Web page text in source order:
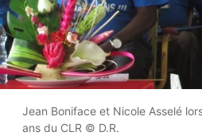
Jean Boniface et Nicole Asselé
ans du CLR © D.R.